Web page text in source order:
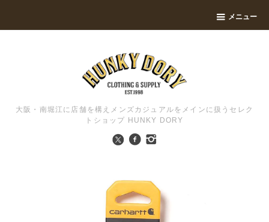
メニュー
大阪・南堀江に店舗を構えメンズカジュアルをメインに扱うセレク
トショップ HUNKY DORY